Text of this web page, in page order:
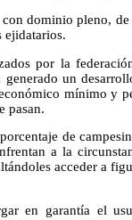
dominio pleno,
ejidatarios.
por la
un
mínimo y
pasan.
de
a la
acceder a
en garantía el